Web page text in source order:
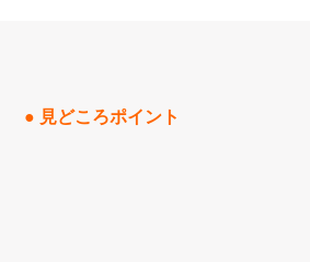
● 見どころポイント